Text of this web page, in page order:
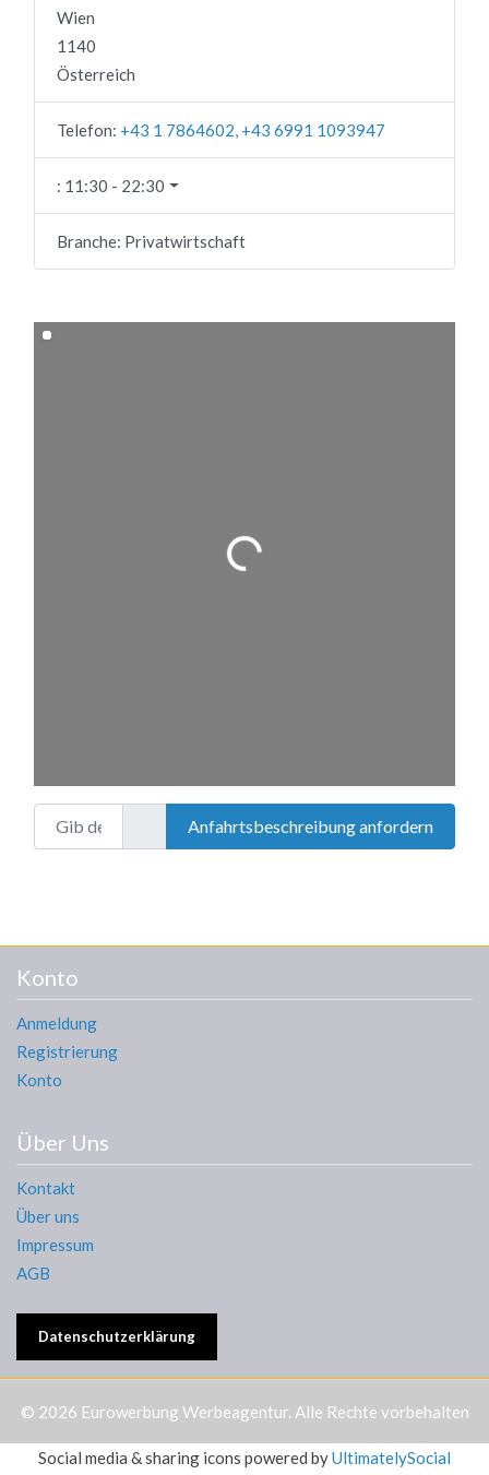
Wien
1140
Österreich
Telefon: +43 1 7864602, +43 6991 1093947
: 11:30 - 22:30
Branche: Privatwirtschaft
Wird geladen …
Gib deinen Standort ein.Anfahrtsbeschreibung anfordern
Konto
Anmeldung
Registrierung
Konto
Über Uns
Kontakt
Über uns
Impressum
AGB
Datenschutzerklärung
© 2026 Eurowerbung Werbeagentur. Alle Rechte vorbehalten
Social media & sharing icons powered byUltimatelySocial